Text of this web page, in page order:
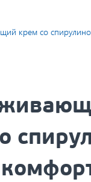
крем со